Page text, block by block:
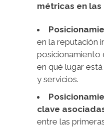
métricas en las
en la reputación
posicionamiento
en qué lugar
y servicios.
clave
entre las